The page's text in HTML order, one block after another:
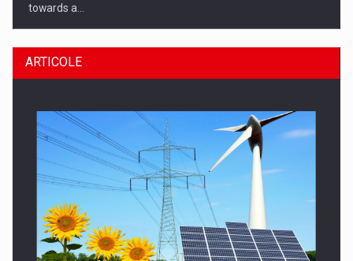
towards a…
CEO Conference - Shaping The Future - Technology and…
ARTICOLE